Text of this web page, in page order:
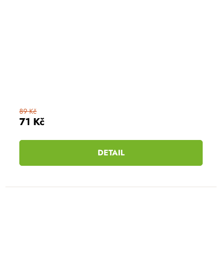
71 Kč
89 Kč
DETAIL